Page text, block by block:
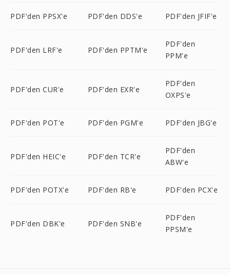
PDF'den PPSX'e PDF'den DDS'e PDF'den JFIF'e
PDF'den LRF'e PDF'den PPTM'e
PDF'den
PPM'e
PDF'den CUR'e PDF'den EXR'e
PDF'den
OXPS'e
PDF'den POT'e PDF'den PGM'e PDF'den JBG'e
PDF'den HEIC'e PDF'den TCR'e
PDF'den
ABW'e
PDF'den POTX'e PDF'den RB'e PDF'den PCX'e
PDF'den DBK'e PDF'den SNB'e
PDF'den
PPSM'e